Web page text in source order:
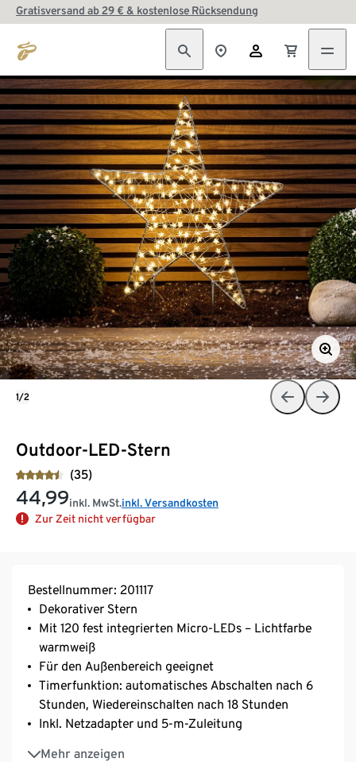
Gratisversand ab 29 € & kostenlose Rücksendung
Outdoor-LED-Stern
(35)
44,99inkl. MwSt.inkl. Versandkosten
Zur Zeit nicht verfügbar
1/2
Bestellnummer: 201117
Dekorativer Stern
Mit 120 fest integrierten Micro-LEDs – Lichtfarbe
warmweiß
Für den Außenbereich geeignet
Timerfunktion: automatisches Abschalten nach 6
Stunden, Wiedereinschalten nach 18 Stunden
Inkl. Netzadapter und 5-m-Zuleitung
Mehr anzeigen
20 cm lange Bodenspieß für einen sicheren Stand